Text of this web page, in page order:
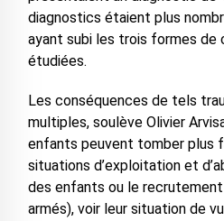
diagnostics étaient plus
ayant subi les trois formes de
étudiées.
Les conséquences de tels
multiples, soulève Olivier
enfants peuvent tomber plus
situations d’exploitation et
des enfants ou le
armés), voir leur situation de